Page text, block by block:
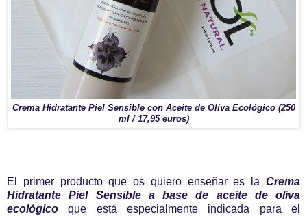
Crema Hidratante Piel Sensible con Aceite de Oliva Ecológico (250
ml / 17,95 euros)
El primer producto que os quiero enseñar es la Crema
Hidratante Piel Sensible a base de aceite de oliva
ecológico que está especialmente indicada para el